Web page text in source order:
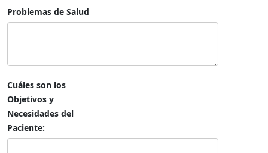
Problemas de Salud
Cuáles son los
Objetivos y
Necesidades del
Paciente: